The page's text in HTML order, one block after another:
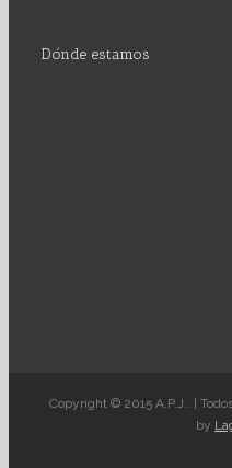
Dónde estamos
Copyright © 2015 A.P.J.. |
by